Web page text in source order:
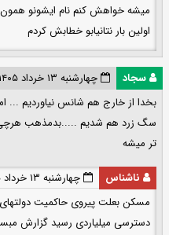
میشه خواهش کنم نام ایشونو همون
اولین بار نتانیابو خطابش کردم
سجاد
چهارشنبه ۱۳ خرداد ۱۴۰۵ ۰۸:۰۵:۱۴
بخدا از خارج هم شانس نیاوردیم ...
سگ زرد هم شدیم .....بدمذهب
تر میشه
ناشناس
چهارشنبه ۱۳ خرداد ۱۴۰۵ ۱۰:۲۱:۴۰
مسکن بعلت پیروی حاکمیت دولتهای
دسترسی میلیاردی رسید گزارش